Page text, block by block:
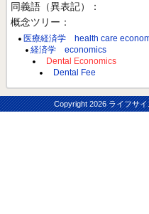
同義語（異表記）：
概念ツリー：
医療経済学 health care
経済学 economics
Dental Economics
Dental Fee
Copyright2026 ライフサ